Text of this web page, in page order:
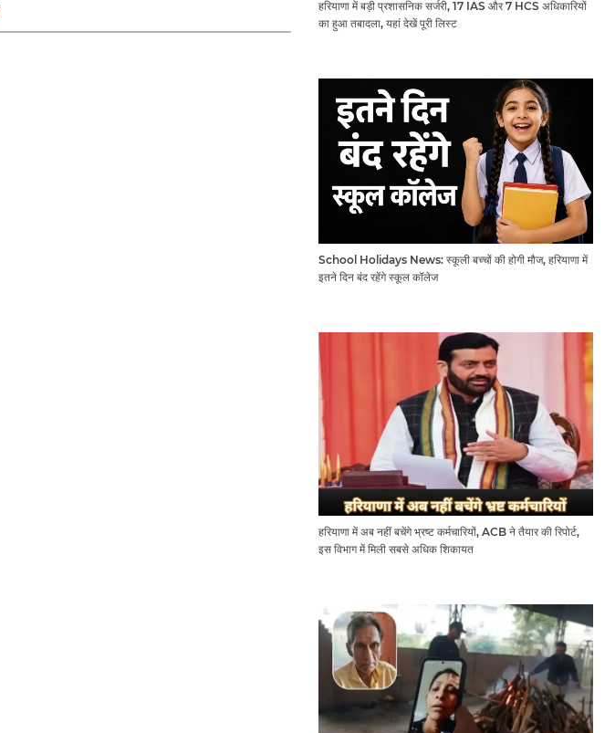
हरियाणा में बड़ी प्रशासनिक सर्जरी, 17 IAS और 7 HCS अधिकारियों
का हुआ तबादला, यहां देखें पूरी लिस्ट
School Holidays News: स्कूली बच्चों की होगी मौज, हरियाणा में
इतने दिन बंद रहेंगे स्कूल कॉलेज
हरियाणा में अब नहीं बचेंगे भ्रष्ट कर्मचारियों, ACB ने तैयार की रिपोर्ट,
इस विभाग में मिली सबसे अधिक शिकायत